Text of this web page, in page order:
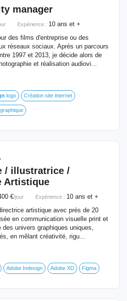
manager
Expérience : 10 ans et +
des films d'entreprise ou des
réseaux sociaux. Après un parcours
1997 et 2013, je décide alors de
et réalisation audiovi...
logo Création site internet
/ illustratrice /
Artistique
€/jour Expérience : 10 ans et +
artistique avec près de 20
en communication visuelle print et
univers graphiques uniques,
en mêlant créativité, rigu...
Adobe Indesign Adobe XD Figma